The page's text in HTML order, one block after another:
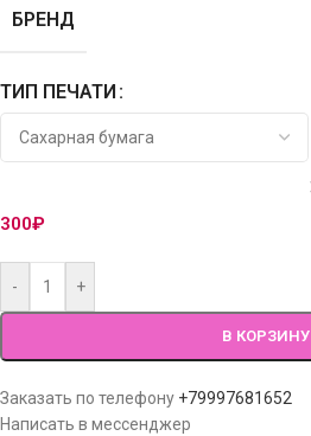
БРЕНД
ТИП ПЕЧАТИ
300₽
- +
В КОРЗИНУ
Заказать по телефону +79997681652
Написать в мессенджер